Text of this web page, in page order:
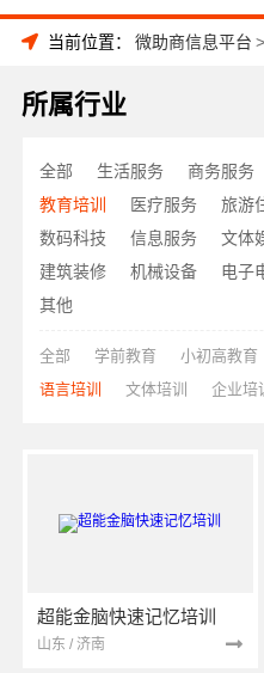
当前位置： 微助商信息平台 >
所属行业
全部 生活服务 商务服务
教育培训
医疗服务 旅游
数码科技
信息服务 文体
建筑装修
机械设备 电子
其他
全部 学前教育 小初高教育
语言培训
文体培训 企业培
超能金脑快速记忆培训
山东 / 济南